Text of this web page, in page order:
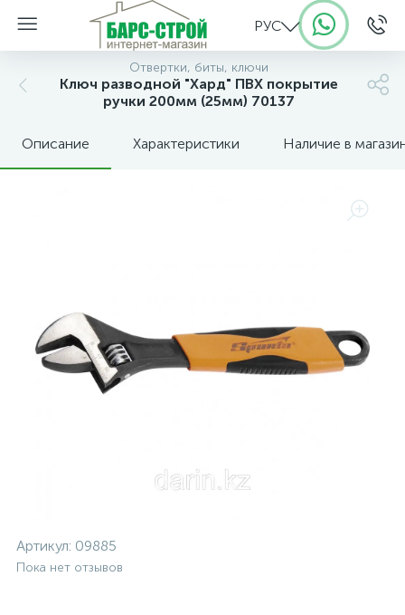
РУС
Отвертки, биты, ключи
Ключ разводной "Хард" ПВХ покрытие
ручки 200мм (25мм) 70137
Описание Характеристики Наличие в
Артикул: 09885
Пока нет отзывов